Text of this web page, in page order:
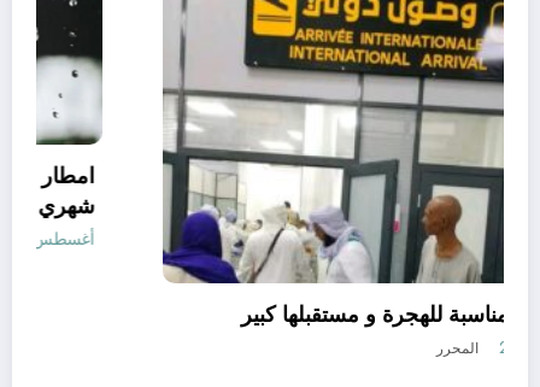
دولة افريقية مناسبة للهجرة و مستقبلها كبير
أغسطس 7, 2026